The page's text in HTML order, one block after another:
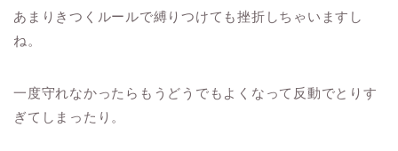
あまりきつくルールで縛りつけても挫折しちゃいますし
ね。
一度守れなかったらもうどうでもよくなって反動でとりす
ぎてしまったり。